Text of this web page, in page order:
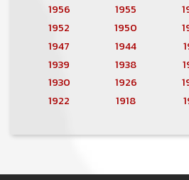
1956
1955
1952
1950
1947
1944
1939
1938
1930
1926
1922
1918